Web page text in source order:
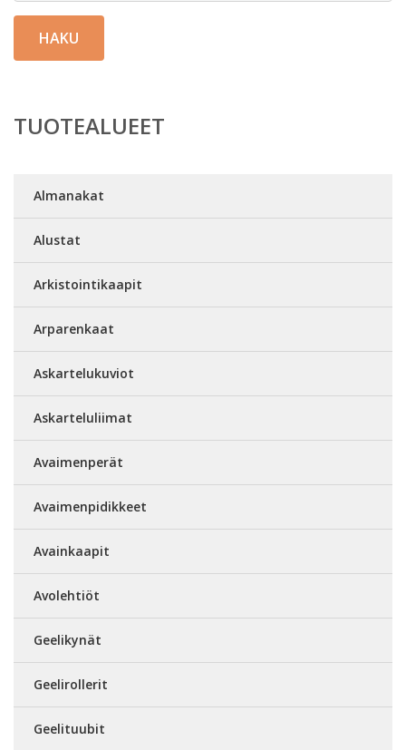
HAKU
TUOTEALUEET
Almanakat
Alustat
Arkistointikaapit
Arparenkaat
Askartelukuviot
Askarteluliimat
Avaimenperät
Avaimenpidikkeet
Avainkaapit
Avolehtiöt
Geelikynät
Geelirollerit
Geelituubit